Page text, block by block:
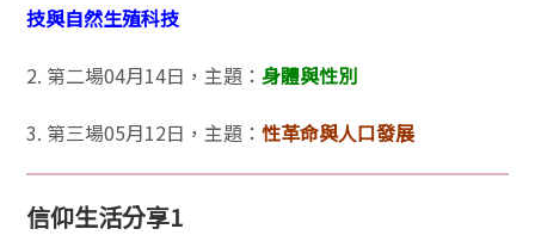
技與自然生殖科技
2. 第二場04月14日，主題：身體與性別
3. 第三場05月12日，主題：性革命與人口發展
信仰生活分享1